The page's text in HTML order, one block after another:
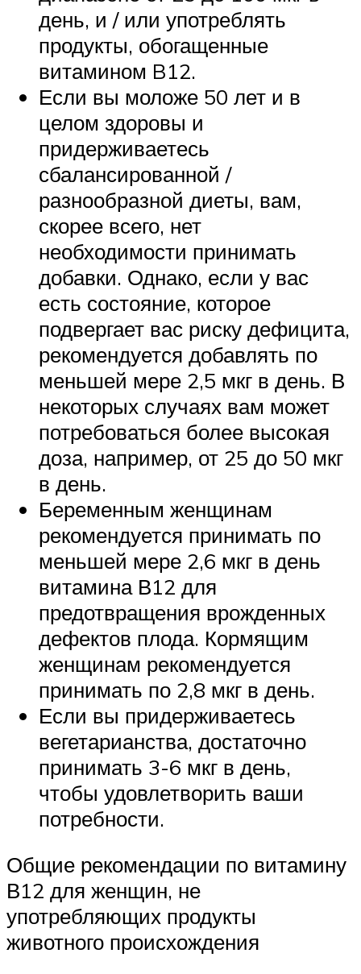
день, и / или употреблять
продукты, обогащенные
витамином B12.
Если вы моложе 50 лет и в
целом здоровы и
придерживаетесь
сбалансированной /
разнообразной диеты, вам,
скорее всего, нет
необходимости принимать
добавки. Однако, если у вас
есть состояние, которое
подвергает вас риску дефицита,
рекомендуется добавлять по
меньшей мере 2,5 мкг в день. В
некоторых случаях вам может
потребоваться более высокая
доза, например, от 25 до 50 мкг
в день.
Беременным женщинам
рекомендуется принимать по
меньшей мере 2,6 мкг в день
витамина В12 для
предотвращения врожденных
дефектов плода. Кормящим
женщинам рекомендуется
принимать по 2,8 мкг в день.
Если вы придерживаетесь
вегетарианства, достаточно
принимать 3-6 мкг в день,
чтобы удовлетворить ваши
потребности.
Общие рекомендации по витамину
В12 для женщин, не
употребляющих продукты
животного происхождения